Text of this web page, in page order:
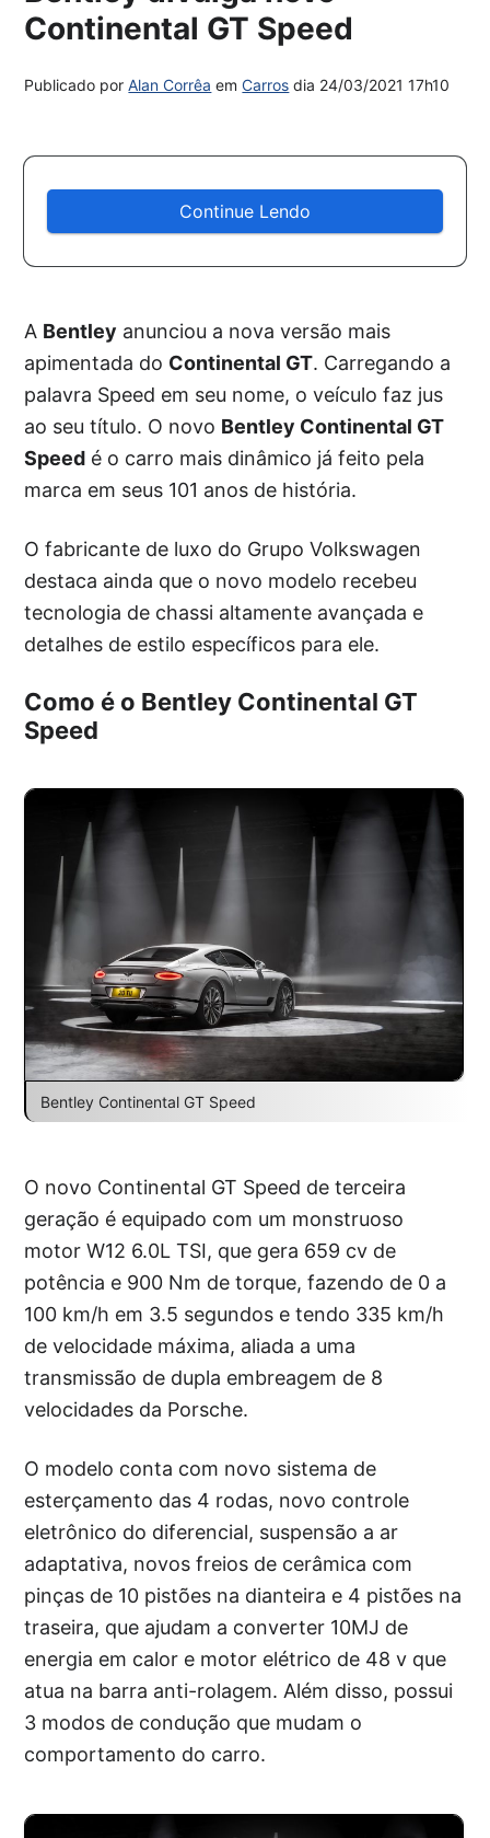
Continental GT Speed
Publicado porAlan Corrêa emCarros dia 24/03/2021 17h10
Continue Lendo
A Bentley anunciou a nova versão mais
apimentada do Continental GT. Carregando a
palavra Speed em seu nome, o veículo faz jus
ao seu título. O novo Bentley Continental GT
Speed é o carro mais dinâmico já feito pela
marca em seus 101 anos de história.
O fabricante de luxo do Grupo Volkswagen
destaca ainda que o novo modelo recebeu
tecnologia de chassi altamente avançada e
detalhes de estilo específicos para ele.
Como é o Bentley Continental GT
Speed
Bentley Continental GT Speed
O novo Continental GT Speed ​​de terceira
geração é equipado com um monstruoso
motor W12 6.0L TSI, que gera 659 cv de
potência e 900 Nm de torque, fazendo de 0 a
100 km/h em 3.5 segundos e tendo 335 km/h
de velocidade máxima, aliada a uma
transmissão de dupla embreagem de 8
velocidades da Porsche.
O modelo conta com novo sistema de
esterçamento das 4 rodas, novo controle
eletrônico do diferencial, suspensão a ar
adaptativa, novos freios de cerâmica com
pinças de 10 pistões na dianteira e 4 pistões na
traseira, que ajudam a converter 10MJ de
energia em calor e motor elétrico de 48 v que
atua na barra anti-rolagem. Além disso, possui
3 modos de condução que mudam o
comportamento do carro.